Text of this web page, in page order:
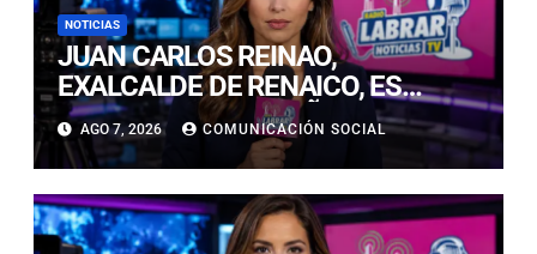
NOTICIAS
JUAN CARLOS REINAO,
EXALCALDE DE RENAICO, ES
CONDENADO A 15 AÑOS DE
CÁRCEL POR DELITOS DE
CONNOTACIÓN SEXUAL
AGO 7, 2026 COMUNICACIÓN SOCIAL